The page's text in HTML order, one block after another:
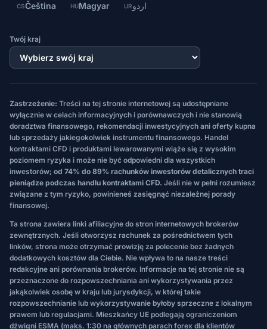
CSČeština HUMagyar URاردو
Twój kraj
Zastrzeżenie: Treści na tej stronie internetowej są udostępniane
wyłącznie w celach informacyjnych i porównawczych i nie stanowią
doradztwa finansowego, rekomendacji inwestycyjnych ani oferty kupna
lub sprzedaży jakiegokolwiek instrumentu finansowego. Handel
kontraktami CFD i produktami lewarowanymi wiąże się z wysokim
poziomem ryzyka i może nie być odpowiedni dla wszystkich
inwestorów; od 74% do 89% rachunków inwestorów detalicznych traci
pieniądze podczas handlu kontraktami CFD. Jeśli nie w pełni rozumiesz
związane z tym ryzyko, powinieneś zasięgnąć niezależnej porady
finansowej.
Ta strona zawiera linki afiliacyjne do stron internetowych brokerów
zewnętrznych. Jeśli otworzysz rachunek za pośrednictwem tych
linków, strona może otrzymać prowizję za polecenie bez żadnych
dodatkowych kosztów dla Ciebie. Nie wpływa to na nasze treści
redakcyjne ani porównania brokerów. Informacje na tej stronie nie są
przeznaczone do rozpowszechniania ani wykorzystywania przez
jakąkolwiek osobę w kraju lub jurysdykcji, w której takie
rozpowszechnianie lub wykorzystywanie byłoby sprzeczne z lokalnym
prawem lub regulacjami. Mieszkańcy UE podlegają ograniczeniom
dźwigni ESMA (maks. 1:30 na głównych parach forex dla klientów